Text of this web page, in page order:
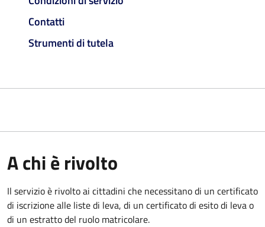
Contatti
Strumenti di tutela
A chi è rivolto
Il servizio è rivolto ai cittadini che necessitano di un certificato
di iscrizione alle liste di leva, di un certificato di esito di leva o
di un estratto del ruolo matricolare.